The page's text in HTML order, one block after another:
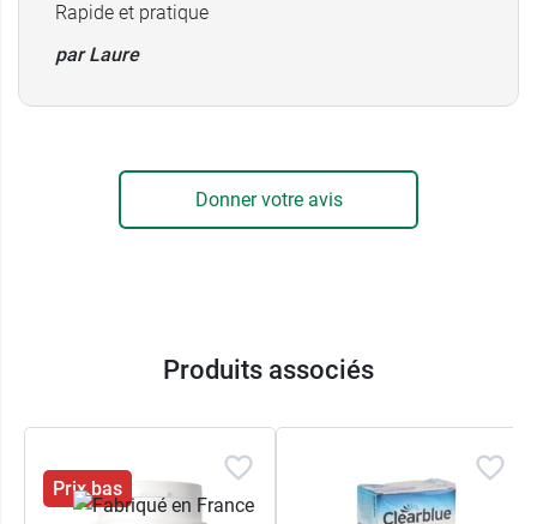
Rapide et pratique
par Laure
Donner votre avis
Produits associés
Prix bas